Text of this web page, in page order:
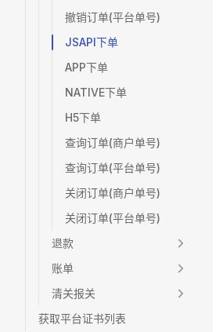
撤销订单(平台单号)
JSAPI下单
APP下单
NATIVE下单
H5下单
查询订单(商户单号)
查询订单(平台单号)
关闭订单(商户单号)
关闭订单(平台单号)
退款
账单
清关报关
获取平台证书列表